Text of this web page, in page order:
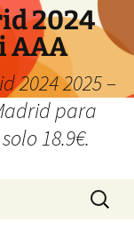
2024
AAA
2024 2025 –
para
18.9€.
Buscar: